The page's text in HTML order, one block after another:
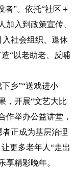
者”。依托“社区＋
加入到政策宣传、
社会组织、退休
“以老助老、反哺
乡”“送戏进小
，开展“文艺大比
作举办公益讲堂，
正成为基层治理
更多老年人“走出
享精彩晚年。